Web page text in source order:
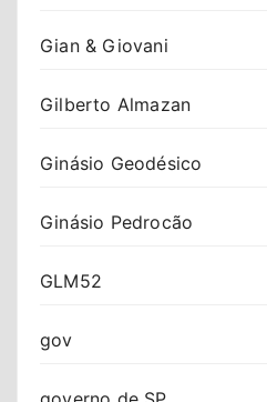
Gian & Giovani
Gilberto Almazan
Ginásio Geodésico
Ginásio Pedrocão
GLM52
gov